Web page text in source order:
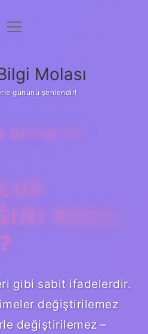
Anasayfa
Uyarı
menüyü
Molası
gününü şenlendir!
DEYIM MI
NASIL
gibi sabit ifadelerdir.
değiştirilemez
değiştirilemez –